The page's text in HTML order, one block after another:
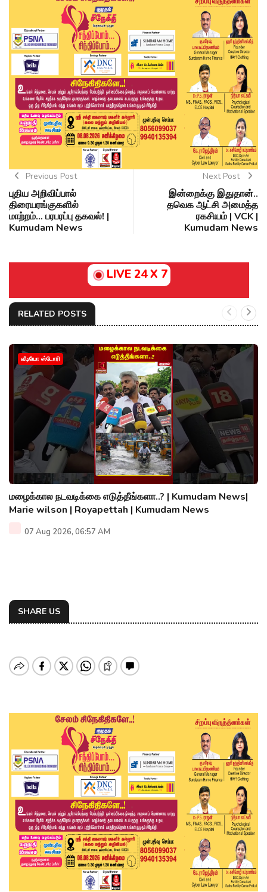
Previous Post
புதிய அறிவிப்பால்
திரையரங்குகளில்
மாற்றம்... பரபரப்பு தகவல்! |
Kumudam News
Next Post
இன்றைக்கு இதுதான்..
தவெக ஆட்சி அமைத்த
ரகசியம் | VCK |
Kumudam News
LIVE 24 X 7
RELATED POSTS
வீடியோ ஸ்டோரி
மழைக்கால நடவடிக்கை எடுத்தீங்களா..? | Kumudam News|
Marie wilson | Royapettah | Kumudam News
07 Aug 2026, 06:57 AM
SHARE US